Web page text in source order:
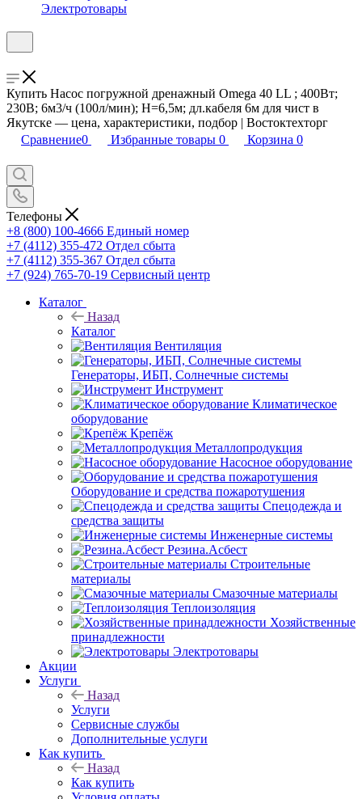
Электротовары
Купить Насос погружной дренажный Omega 40 LL ; 400Вт;
230В; 6м3/ч (100л/мин); Н=6,5м; дл.кабеля 6м для чист в
Якутске — цена, характеристики, подбор | Востоктехторг
Сравнение0 Избранные товары 0 Корзина 0
Телефоны
+8 (800) 100-4666 Единый номер
+7 (4112) 355-472 Отдел сбыта
+7 (4112) 355-367 Отдел сбыта
+7 (924) 765-70-19 Сервисный центр
Каталог
Назад
Каталог
Вентиляция
Генераторы, ИБП, Солнечные системы
Инструмент
Климатическое
оборудование
Крепёж
Металлопродукция
Насосное оборудование
Оборудование и средства пожаротушения
Спецодежда и
средства защиты
Инженерные системы
Резина.Асбест
Строительные
материалы
Смазочные материалы
Теплоизоляция
Хозяйственные
принадлежности
Электротовары
Акции
Услуги
Назад
Услуги
Сервисные службы
Дополнительные услуги
Как купить
Назад
Как купить